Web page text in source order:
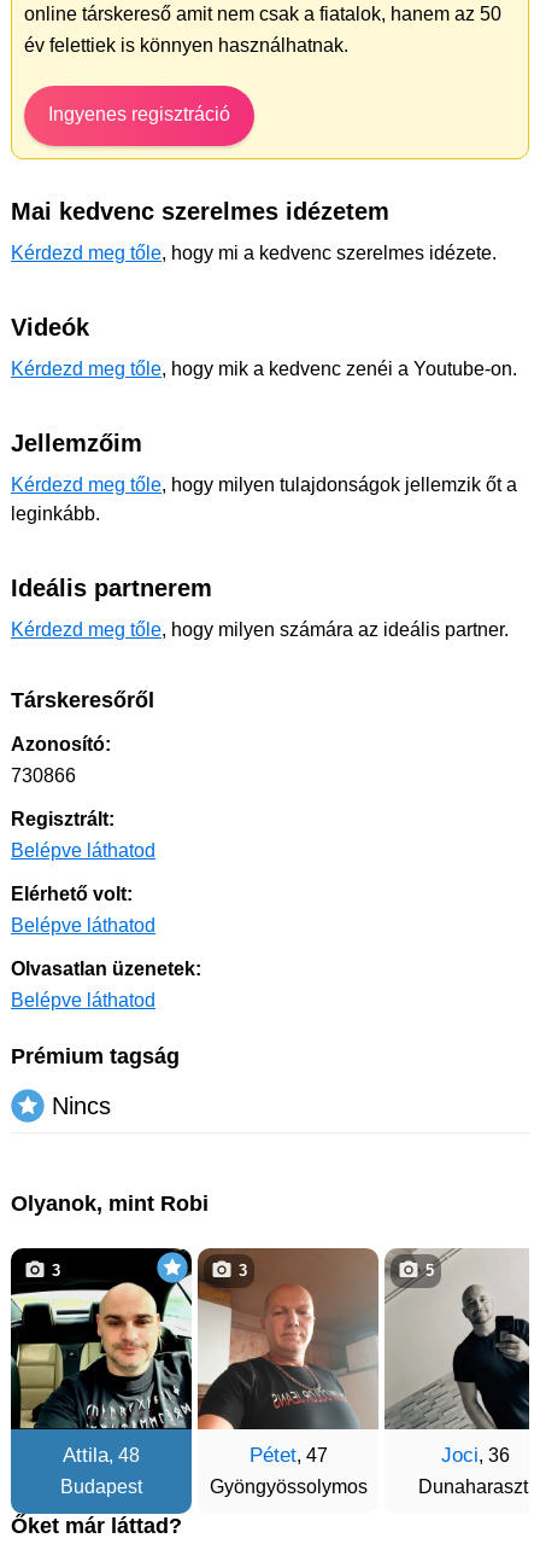
online társkereső amit nem csak a fiatalok, hanem az 50
év felettiek is könnyen használhatnak.
Ingyenes regisztráció
Mai kedvenc szerelmes idézetem
Kérdezd meg tőle, hogy mi a kedvenc szerelmes idézete.
Videók
Kérdezd meg tőle, hogy mik a kedvenc zenéi a Youtube-on.
Jellemzőim
Kérdezd meg tőle, hogy milyen tulajdonságok jellemzik őt a
leginkább.
Ideális partnerem
Kérdezd meg tőle, hogy milyen számára az ideális partner.
Társkeresőről
Azonosító:
730866
Regisztrált:
Belépve láthatod
Elérhető volt:
Belépve láthatod
Olvasatlan üzenetek:
Belépve láthatod
Prémium tagság
Nincs
Olyanok, mint Robi
Attila, 48
Budapest
3
Pétet, 47
Gyöngyössolymos
3
Joci, 36
Dunaharaszti
5
Őket már láttad?